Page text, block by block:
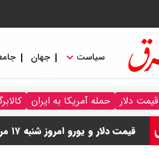
سیاست جهان
قیمت دلار حمله آمریکا به ایران
قیمت دلار مبادله ای امروز شنبه ۱۷ مرداد ۱۴۰ / دلار حواله ای چند؟ + جدول
قیمت طلا و سکه امروز شنبه ۱۷ مرداد ۱۴۰۵ / قیمت هر گرم طلا چند ؟ + جدول
قیمت دلار و یورو امروز شنبه ۱۷ مرداد ۱۴۰۵ / هر دلار چند؟ + جدول